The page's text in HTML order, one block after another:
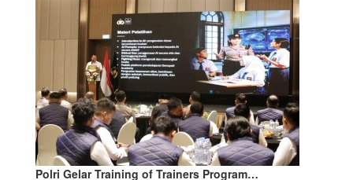
Polri Gelar Training of Trainers Program…